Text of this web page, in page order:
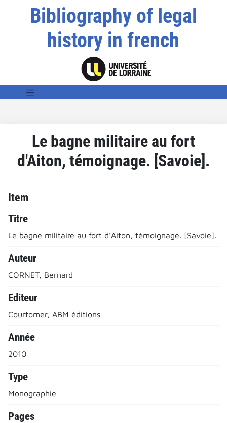
Bibliography of legal
history in french
Le bagne militaire au fort
d'Aiton, témoignage. [Savoie].
Item
Titre
Le bagne militaire au fort d'Aiton, témoignage. [Savoie].
Auteur
CORNET, Bernard
Editeur
Courtomer, ABM éditions
Année
2010
Type
Monographie
Pages